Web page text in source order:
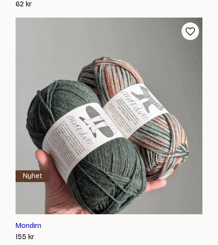
62 kr
Mondim
155 kr
Nyhet